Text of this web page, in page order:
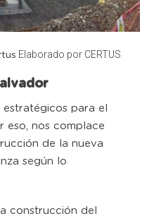
Elaborado por CERTUS
para el
eso, nos complace
de la nueva
según lo
construcción del